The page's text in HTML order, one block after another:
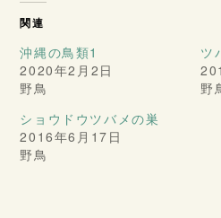
関連
沖縄の鳥類1
2020年2月2日
野鳥
ツ
野
ショウドウツバメの巣
2016年6月17日
野鳥